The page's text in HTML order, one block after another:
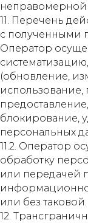
неправомерной
11. Перечень
с полученными
Оператор
(обновление,
использование,
блокирование,
персональных
11.2. Оператор
обработку
или передачей
или без таковой.
12.